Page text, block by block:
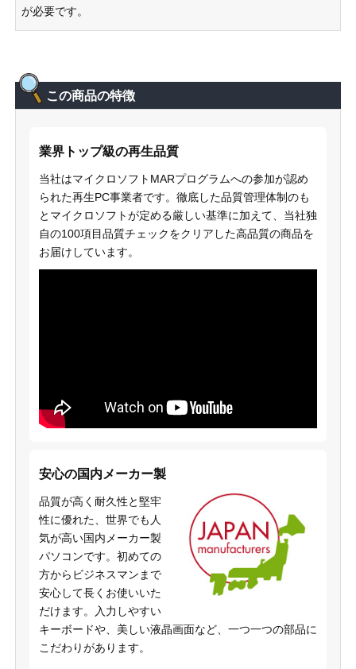
が必要です。
この商品の特徴
業界トップ級の再生品質
当社はマイクロソフトMARプログラムへの参加が認め
られた再生PC事業者です。徹底した品質管理体制のも
とマイクロソフトが定める厳しい基準に加えて、当社独
自の100項目品質チェックをクリアした高品質の商品を
お届けしています。
安心の国内メーカー製
品質が高く耐久性と堅牢
性に優れた、世界でも人
気が高い国内メーカー製
パソコンです。初めての
方からビジネスマンまで
安心して長くお使いいた
だけます。入力しやすい
キーボードや、美しい液晶画面など、一つ一つの部品に
こだわりがあります。